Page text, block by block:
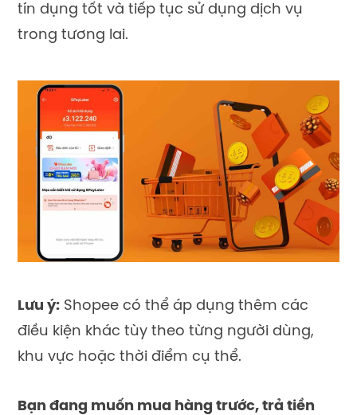
tín dụng tốt và tiếp tục sử dụng dịch vụ
trong tương lai.
Lưu ý: Shopee có thể áp dụng thêm các
điều kiện khác tùy theo từng người dùng,
khu vực hoặc thời điểm cụ thể.
Bạn đang muốn mua hàng trước, trả tiền